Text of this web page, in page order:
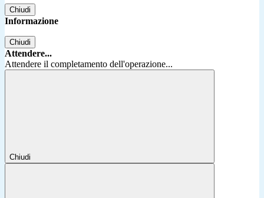
Chiudi
Informazione
Chiudi
Attendere...
Attendere il completamento dell'operazione...
Chiudi